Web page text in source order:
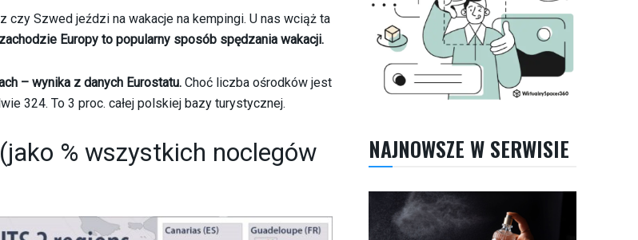
Szwed jeździ na wakacje na kempingi. U nas wciąż ta
Europy to popularny sposób spędzania wakacji.
– wynika z danych Eurostatu. Choć liczba ośrodków jest
324. To 3 proc. całej polskiej bazy turystycznej.
% wszystkich noclegów
NAJNOWSZE W SERWISIE